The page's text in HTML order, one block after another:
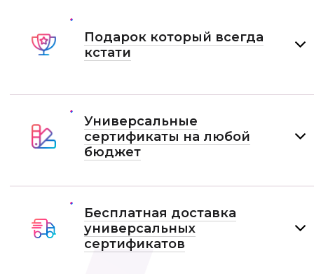
Подарок который всегда
кстати
Универсальные
сертификаты на любой
бюджет
Бесплатная доставка
универсальных
сертификатов